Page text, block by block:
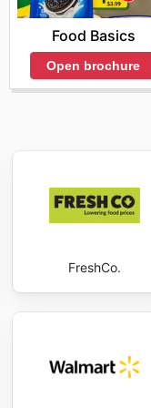
Food Basics
Open brochure
FreshCo.